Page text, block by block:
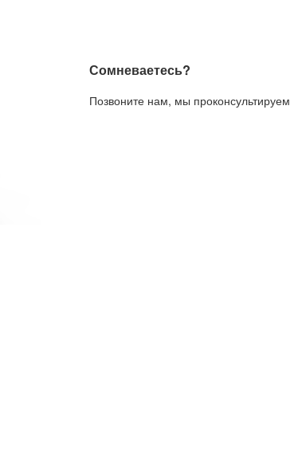
Сомневаетесь?
Позвоните нам, мы проконсультируем